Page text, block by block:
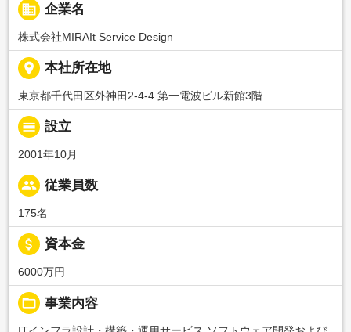
business 企業名
株式会社MIRAIt Service Design
place 本社所在地
東京都千代田区外神田2-4-4 第一電波ビル新館3階
calendar_view_day 設立
2001年10月
people 従業員数
175名
attach_money 資本金
6000万円
folder_open 事業内容